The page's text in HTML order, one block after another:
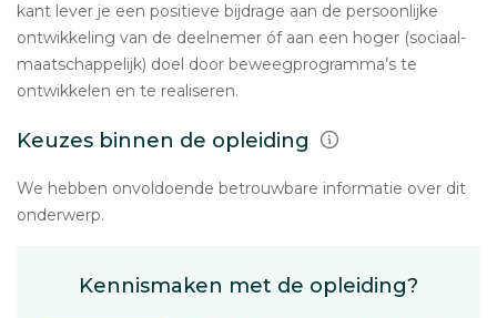
kant lever je een positieve bijdrage aan de persoonlijke
ontwikkeling van de deelnemer óf aan een hoger (sociaal-
maatschappelijk) doel door beweegprogramma’s te
ontwikkelen en te realiseren.
Keuzes binnen de opleiding
We hebben onvoldoende betrouwbare informatie over dit
onderwerp.
Kennismaken met de opleiding?